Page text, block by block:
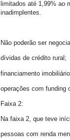
limitados até 1,99% ao
inadimplentes.
Não poderão ser
dívidas de crédito rural;
financiamento imobiliário
operações com funding
Faixa 2:
Na faixa 2, que teve
pessoas com renda